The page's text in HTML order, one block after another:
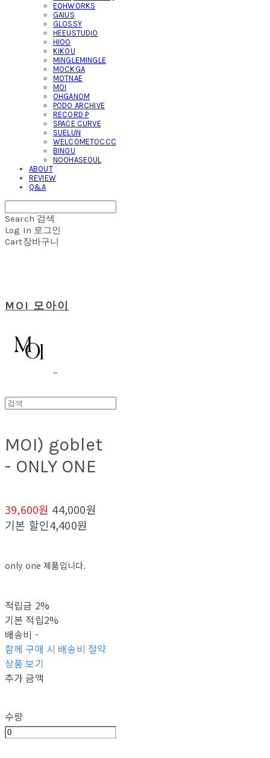
EOHWORKS
GAIUS
GLOSSY
HEEUSTUDIO
HIOO
KIKOU
MINGLEMINGLE
MOCKGA
MOTNAE
MOI
OHGANOM
PODO ARCHIVE
RECORD P
SPACE CURVE
SUELUN
WELCOMETOCCC
BINOU
NOOHASEOUL
ABOUT
REVIEW
Q&A
Search 검색
Log In 로그인
Cart장바구니
MOI 모아이
MOI) goblet
- ONLY ONE
39,600원 44,000원
기본 할인4,400원
only one 제품입니다.
적립금 2%
기본 적립2%
배송비 -
함께 구매 시 배송비 절약
상품 보기
추가 금액
수량